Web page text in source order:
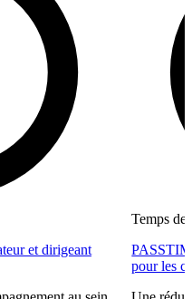
et dirigeant
Temps de
pour les